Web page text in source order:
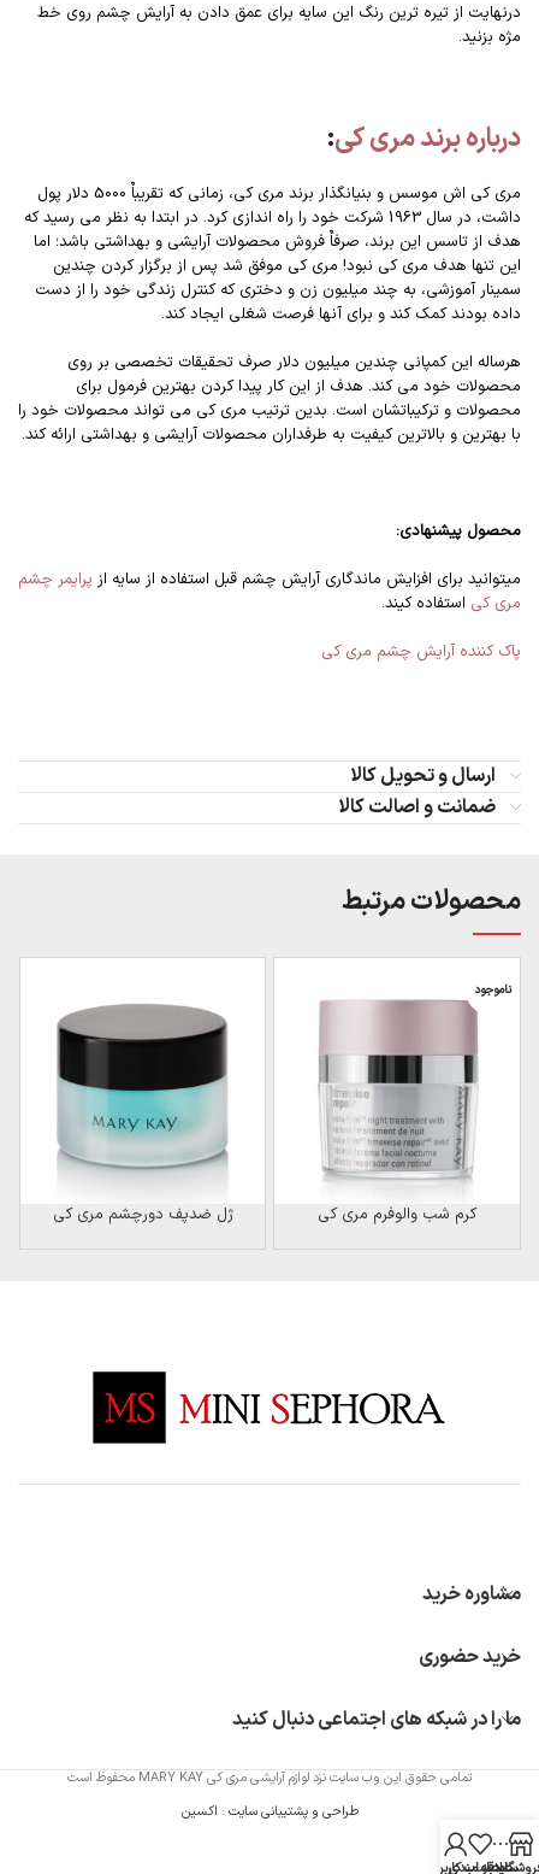
درنهایت از تیره ترین رنگ این سایه برای عمق دادن به آرایش چشم روی خط
مژه بزنید.
درباره برند مری کی:
مری کی اش موسس و بنیانگذار برند مری کی، زمانی که تقریباٌ 5000 دلار پول
داشت، در سال 1963 شرکت خود را راه اندازی کرد. در ابتدا به نظر می رسید که
هدف از تاسس این برند، صرفاٌ فروش محصولات آرایشی و بهداشتی باشد؛ اما
این تنها هدف مری کی نبود! مری کی موفق شد پس از برگزار کردن چندین
سمینار آموزشی، به چند میلیون زن و دختری که کنترل زندگی خود را از دست
داده بودند کمک کند و برای آنها فرصت شغلی ایجاد کند.
هرساله این کمپانی چندین میلیون دلار صرف تحقیقات تخصصی بر روی
محصولات خود می کند. هدف از این کار پیدا کردن بهترین فرمول برای
محصولات و ترکیباتشان است. بدین ترتیب مری کی می تواند محصولات خود را
با بهترین و بالاترین کیفیت به طرفداران محصولات آرایشی و بهداشتی ارائه کند.
محصول پیشنهادی:
میتوانید برای افزایش ماندگاری آرایش چشم قبل استفاده از سایه از پرایمر چشم
مری کی استفاده کیند.
پاک کننده آرایش چشم مری کی
ارسال و تحویل کالا
ضمانت و اصالت کالا
محصولات مرتبط
ناموجود
کرم شب والوفرم مری کی ژل ضدپف دورچشم مری کی
مشاوره خرید
خرید حضوری
ما را در شبکه های اجتماعی دنبال کنید
تمامی حقوق این وب سایت نزد لوازم آرایشی مری کی MARY KAY محفوظ است
طراحی و پشتیبانی سایت : اکسین
سایدبار
علاقه مندی
حساب کاربری من